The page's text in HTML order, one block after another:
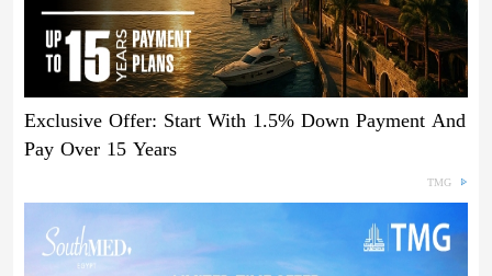
Exclusive Offer: Start With 1.5% Down Payment And
Pay Over 15 Years
TMG